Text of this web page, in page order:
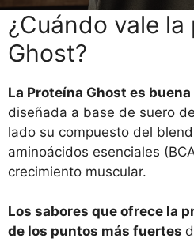
¿Cuándo vale
Ghost?
La Proteína Ghost es
diseñada a base de suero
lado su compuesto del
aminoácidos esenciales
crecimiento muscular.
Los sabores que ofrece la
de los puntos más fuertes